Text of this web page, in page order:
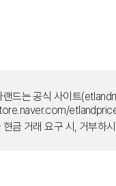
랜드는 공식 사이트
현금 거래 요구 시, 거부하